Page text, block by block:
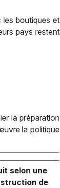
les boutiques et
pays restent
la préparation
la politique
selon une
de